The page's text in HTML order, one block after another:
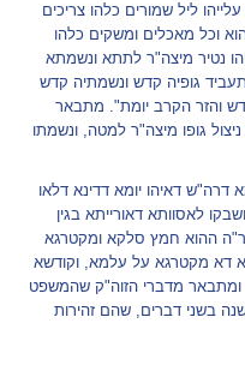
ליל שמורים כלהו צריכים
וכל מאכלים ומשקים כלהו
נטיר מיצה"ר לתתא ונשמתא
גופיה קדש ונשמתיה קדש
והזר הקרב יומת". מתבאר
גופו מיצה"ר למטה, ונשמתו
דאיהו יומא דדינא דלאו
לאסוותא דאורייתא בגין
ההוא חמץ סלקא ומקטרגא
דא מקטרגא על עלמא, וקודשא
ומתבאר מדברי הזוה"ק שהמשפט
בשני דברים, שהם זהירות